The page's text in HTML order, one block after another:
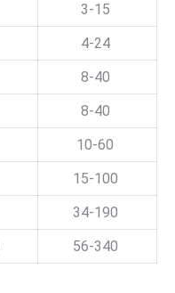
3-15
4-24
8-40
8-40
10-60
15-100
34-190
56-340